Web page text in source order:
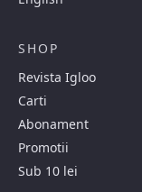
SHOP
Revista Igloo
Carti
Abonament
Promotii
Sub 10 lei